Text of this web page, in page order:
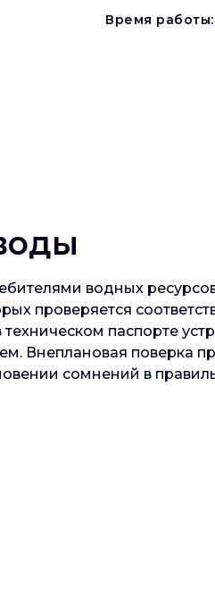
Время
водных
проверяется
паспорте
Внеплановая поверка
сомнений в